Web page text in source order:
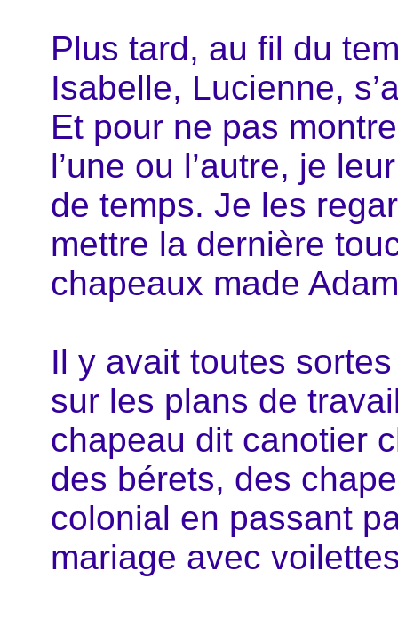
Plus tard, au fil du
Isabelle, Lucienne,
Et pour ne pas
l’une ou l’autre, je
de temps. Je les
mettre la dernière
chapeaux made
Il y avait toutes
sur les plans de
chapeau dit canotier
des bérets, des
colonial en passant
mariage avec